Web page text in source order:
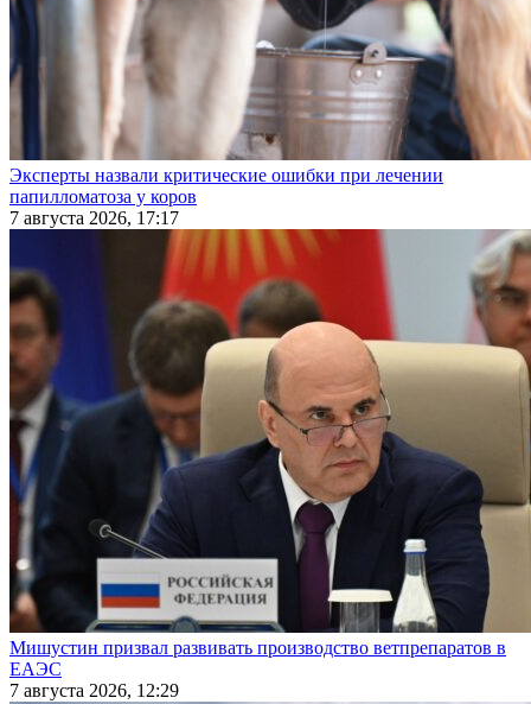
Эксперты назвали критические ошибки при лечении
папилломатоза у коров
7 августа 2026, 17:17
Мишустин призвал развивать производство ветпрепаратов в
ЕАЭС
7 августа 2026, 12:29